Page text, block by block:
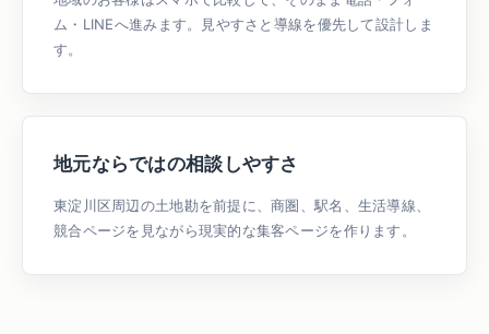
ム・LINEへ進みます。見やすさと導線を優先して設計しま
す。
地元ならではの相談しやすさ
東淀川区周辺の土地勘を前提に、商圏、駅名、生活導線、
競合ページを見ながら現実的な集客ページを作ります。